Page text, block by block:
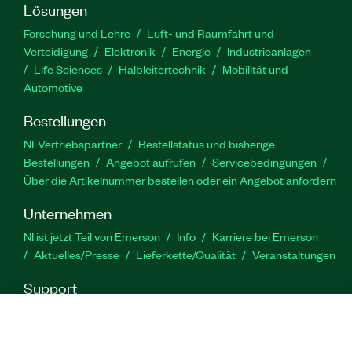
Lösungen
Forschung und Lehre
Luft- und Raumfahrt und
Verteidigung
Elektronik Energie
Industrieanlagen
Life Sciences
Halbleitertechnik
Mobilität und
Automotive
Bestellungen
NI-Vertriebspartner
Bestellstatus und bisherige
Bestellungen
Angebot aufrufen
Servicebedingungen
Über die Artikelnummer bestellen oder ein Angebot anfordern
Unternehmen
NI ist jetzt Teil von Emerson Info
Karriere bei Emerson
Aktuelles/Presse
Lieferkette/Qualität Veranstaltungen
Support